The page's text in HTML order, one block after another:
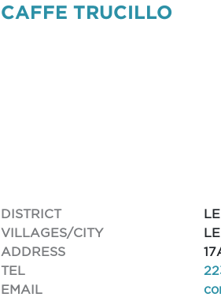
CAFFE TRUCILLO
DISTRICT
VILLAGES/CITY
ADDRESS
TEL
EMAIL